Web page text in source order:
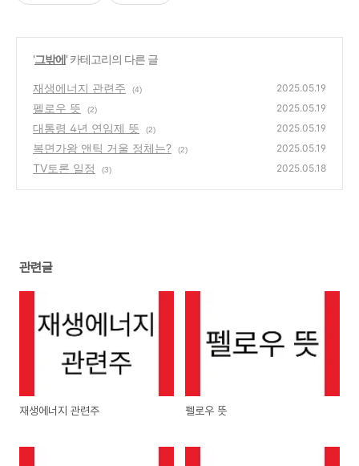
'그밖에' 카테고리의 다른 글
재생에너지 관련주 (4) 2025.05.19
펠로우 뜻 (2) 2025.05.19
대통령 4년 연임제 뜻 (2) 2025.05.19
복면가왕 앤틱 거울 정체는? (2) 2025.05.19
TV토론 일정 (3) 2025.05.18
관련글
재생에너지 관련주 펠로우 뜻